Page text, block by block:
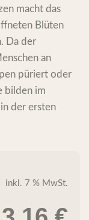
macht das
Blüten
Da der
an
püriert oder
bilden im
der ersten
inkl. 7 % MwSt.